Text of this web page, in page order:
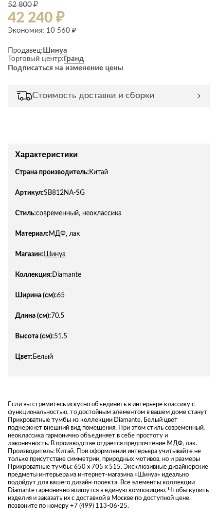
52 800 ₽
42 240 ₽
Экономия: 10 560 ₽
Продавец: Шинуа
Торговый центр: Гранд
Подписаться на изменение цены
Стоимость доставки и сборки
Характеристики
Страна производитель: Китай
Артикул:SB812NA-SG
Стиль:современный, неоклассика
Материал: МДФ, лак
Магазин: Шинуа
Коллекция: Diamante
Ширина (см):65
Длина (см): 70.5
Высота (см):51.5
Цвет: Белый
Если вы стремитесь искусно объединить в интерьере классику с
функциональностью, то достойным элементом в вашем доме станут
Прикроватные тумбы из коллекции Diamante. Белый цвет
подчеркнет внешний вид помещения. При этом стиль современный,
неоклассика гармонично объединяет в себе простоту и
лаконичность. В производстве отдается предпочтение МДФ, лак.
Производитель: Китай. При оформлении интерьера учитывайте не
только присутствие симметрии, природных мотивов, но и размеры
Прикроватные тумбы: 650 x 705 x 515. Эксклюзивные дизайнерские
предметы интерьера из интернет-магазина «Шинуа» идеально
подойдут для вашего дизайн-проекта. Все элементы коллекции
Diamante гармонично впишутся в единую композицию. Чтобы купить
изделия и заказать их с доставкой в Москве по доступной цене,
позвоните по номеру +7 (499) 113-06-25.